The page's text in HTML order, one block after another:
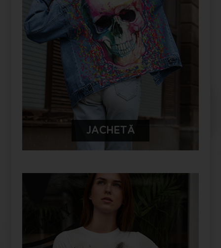
TĂU FUYOR
JACHETĂ